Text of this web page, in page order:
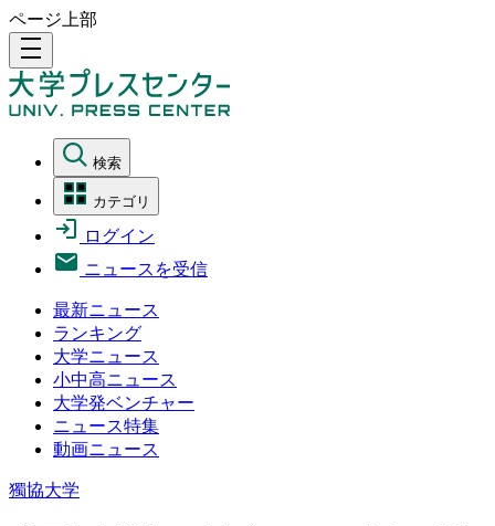
ページ上部
density_medium
検索
カテゴリ
ログイン
ニュースを受信
最新ニュース
ランキング
大学ニュース
小中高ニュース
大学発ベンチャー
ニュース特集
動画ニュース
獨協大学